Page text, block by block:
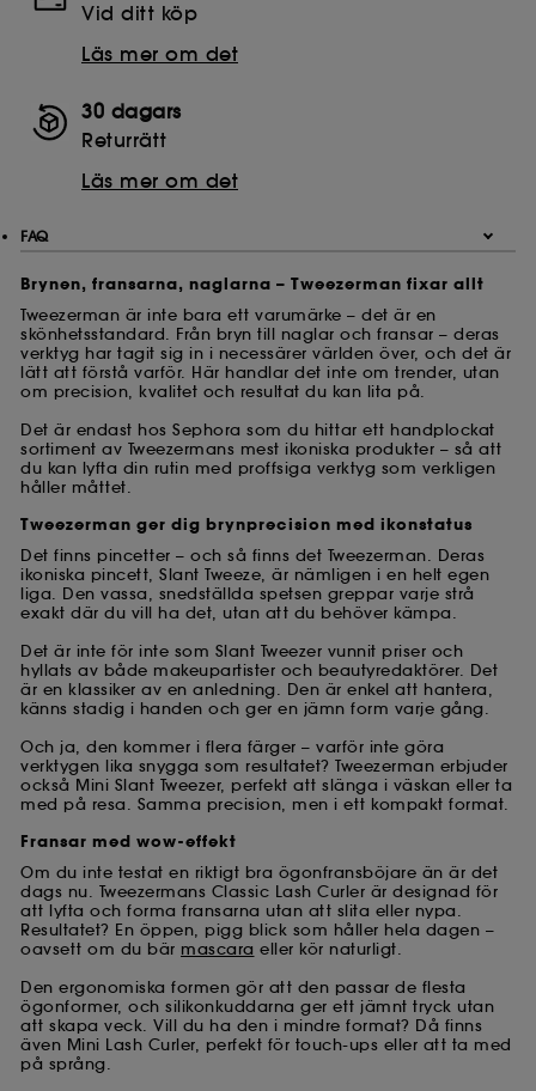
Vid ditt köp
Läs mer om det
30 dagars
Returrätt
Läs mer om det
FAQ
Brynen, fransarna, naglarna – Tweezerman fixar allt
Tweezerman är inte bara ett varumärke – det är en
skönhetsstandard. Från bryn till naglar och fransar – deras
verktyg har tagit sig in i necessärer världen över, och det är
lätt att förstå varför. Här handlar det inte om trender, utan
om precision, kvalitet och resultat du kan lita på.
Det är endast hos Sephora som du hittar ett handplockat
sortiment av Tweezermans mest ikoniska produkter – så att
du kan lyfta din rutin med proffsiga verktyg som verkligen
håller måttet.
Tweezerman ger dig brynprecision med ikonstatus
Det finns pincetter – och så finns det Tweezerman. Deras
ikoniska pincett, Slant Tweeze, är nämligen i en helt egen
liga. Den vassa, snedställda spetsen greppar varje strå
exakt där du vill ha det, utan att du behöver kämpa.
Det är inte för inte som Slant Tweezer vunnit priser och
hyllats av både makeupartister och beautyredaktörer. Det
är en klassiker av en anledning. Den är enkel att hantera,
känns stadig i handen och ger en jämn form varje gång.
Och ja, den kommer i flera färger – varför inte göra
verktygen lika snygga som resultatet? Tweezerman erbjuder
också Mini Slant Tweezer, perfekt att slänga i väskan eller ta
med på resa. Samma precision, men i ett kompakt format.
Fransar med wow-effekt
Om du inte testat en riktigt bra ögonfransböjare än är det
dags nu. Tweezermans Classic Lash Curler är designad för
att lyfta och forma fransarna utan att slita eller nypa.
Resultatet? En öppen, pigg blick som håller hela dagen –
oavsett om du bär mascara eller kör naturligt.
Den ergonomiska formen gör att den passar de flesta
ögonformer, och silikonkuddarna ger ett jämnt tryck utan
att skapa veck. Vill du ha den i mindre format? Då finns
även Mini Lash Curler, perfekt för touch-ups eller att ta med
på språng.